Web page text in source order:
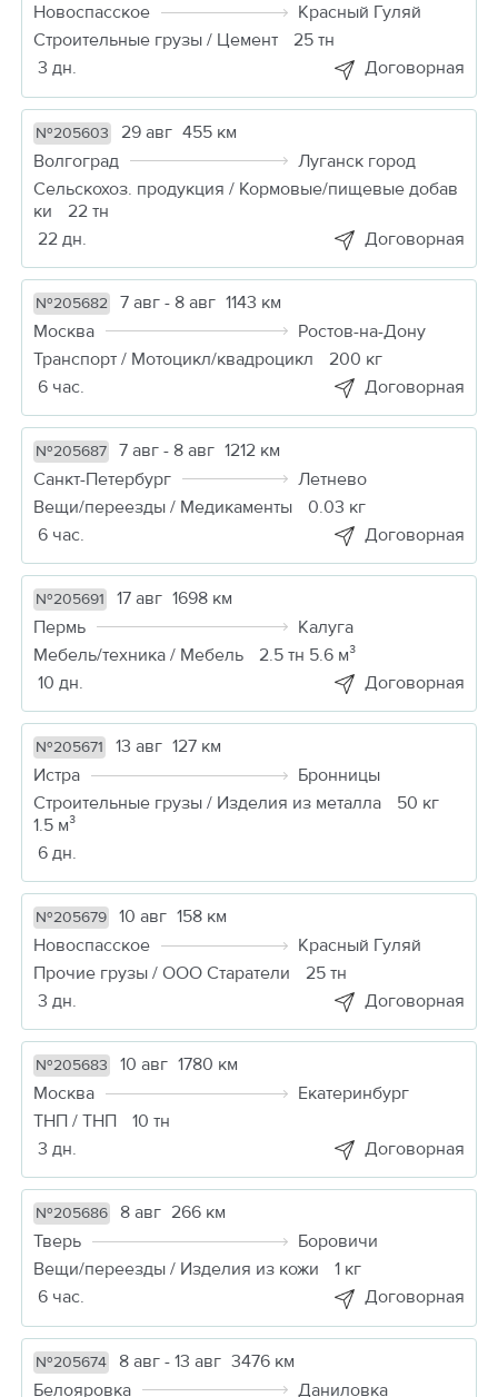
Новоспасское
Красный Гуляй
Строительные грузы / Цемент
25 тн
3 дн.
Договорная
№205603 29 авг 455 км
Волгоград
Луганск город
Сельскохоз. продукция / Кормовые/пищевые добав
ки
22 тн
22 дн.
Договорная
№205682 7 авг - 8 авг 1143 км
Москва
Ростов-на-Дону
Транспорт / Мотоцикл/квадроцикл
200 кг
6 час.
Договорная
№205687 7 авг - 8 авг 1212 км
Санкт-Петербург
Летнево
Вещи/переезды / Медикаменты
0.03 кг
6 час.
Договорная
№205691 17 авг 1698 км
Пермь
Калуга
Мебель/техника / Мебель
2.5 тн 5.6 м³
10 дн.
Договорная
№205671 13 авг 127 км
Истра
Бронницы
Строительные грузы / Изделия из металла
50 кг
1.5 м³
6 дн.
№205679 10 авг 158 км
Новоспасское
Красный Гуляй
Прочие грузы / ООО Старатели
25 тн
3 дн.
Договорная
№205683 10 авг 1780 км
Москва
Екатеринбург
ТНП / ТНП
10 тн
3 дн.
Договорная
№205686 8 авг 266 км
Тверь
Боровичи
Вещи/переезды / Изделия из кожи
1 кг
6 час.
Договорная
№205674 8 авг - 13 авг 3476 км
Белояровка
Даниловка